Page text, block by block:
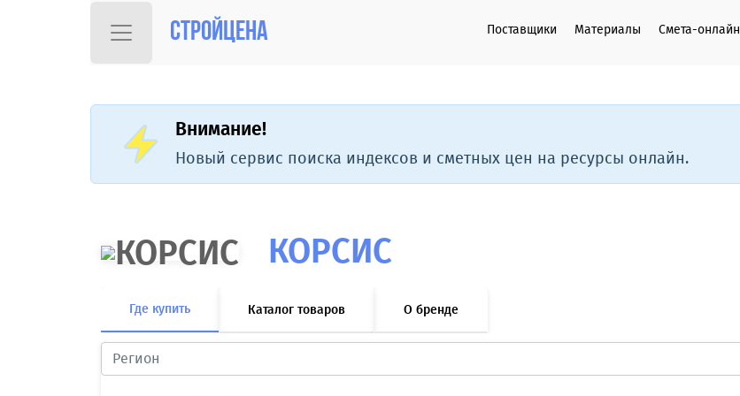
Стройцена Поставщики Материалы Смета-онлайн
Внимание!
Новый сервис поиска индексов и сметных цен на ресурсы онлайн.
КОРСИС
Где купить Каталог товаров О бренде